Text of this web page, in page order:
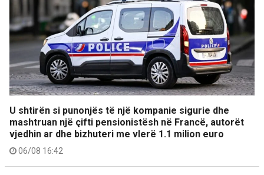
U shtirën si punonjës të një kompanie sigurie dhe
mashtruan një çifti pensionistësh në Francë, autorët
vjedhin ar dhe bizhuteri me vlerë 1.1 milion euro
06/08 16:42